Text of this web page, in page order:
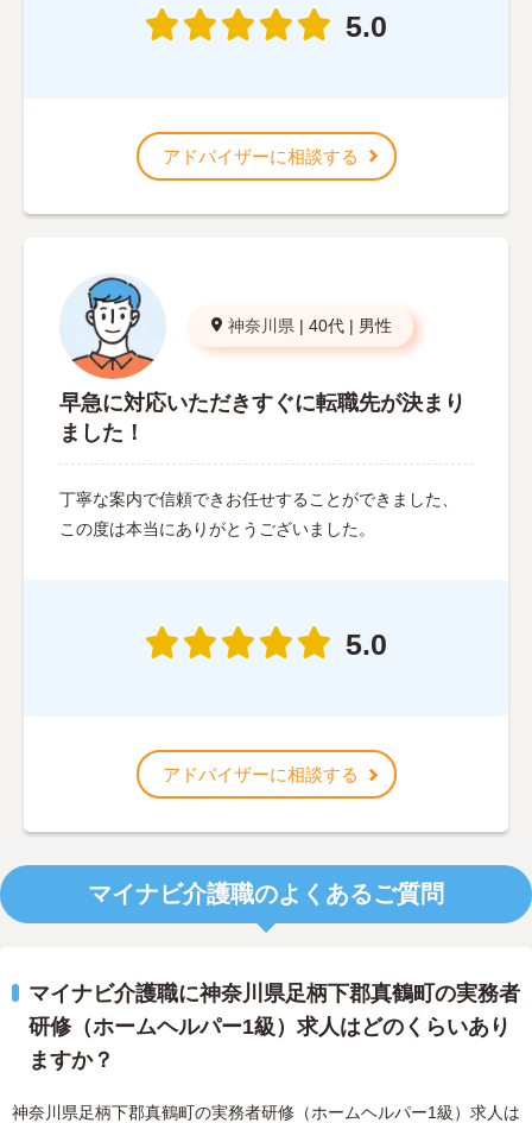
5.0
アドバイザーに相談する
神奈川県 | 40代 | 男性
早急に対応いただきすぐに転職先が決まり
ました！
丁寧な案内で信頼できお任せすることができました、
この度は本当にありがとうございました。
5.0
アドバイザーに相談する
マイナビ介護職のよくあるご質問
マイナビ介護職に神奈川県足柄下郡真鶴町の実務者
研修（ホームヘルパー1級）求人はどのくらいあり
ますか？
神奈川県足柄下郡真鶴町の実務者研修（ホームヘルパー1級）求人は